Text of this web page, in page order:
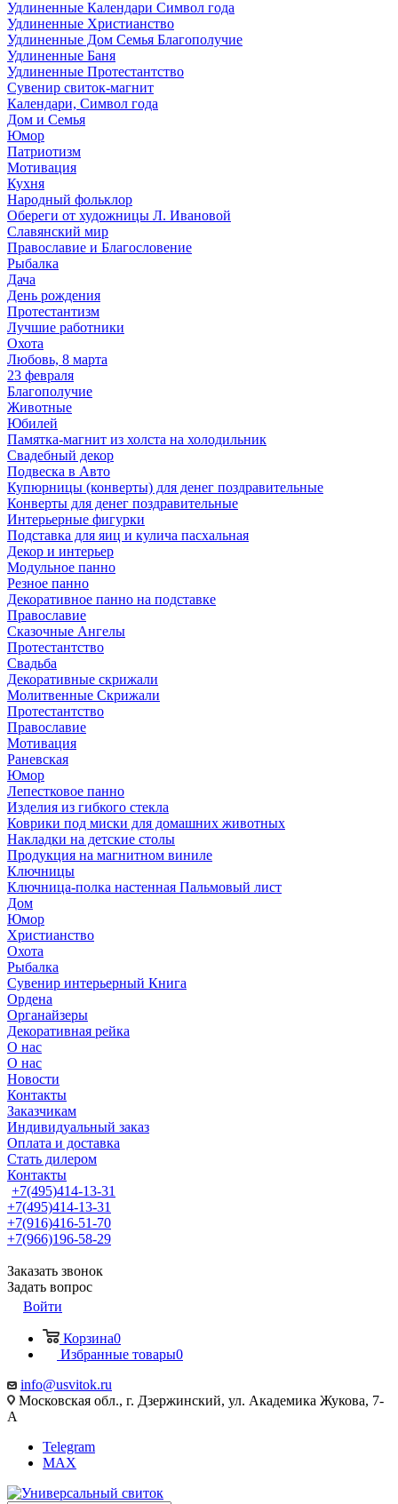
Удлиненные Календари Символ года
Удлиненные Христианство
Удлиненные Дом Семья Благополучие
Удлиненные Баня
Удлиненные Протестантство
Сувенир свиток-магнит
Календари, Символ года
Дом и Семья
Юмор
Патриотизм
Мотивация
Кухня
Народный фольклор
Обереги от художницы Л. Ивановой
Славянский мир
Православие и Благословение
Рыбалка
Дача
День рождения
Протестантизм
Лучшие работники
Охота
Любовь, 8 марта
23 февраля
Благополучие
Животные
Юбилей
Памятка-магнит из холста на холодильник
Свадебный декор
Подвеска в Авто
Купюрницы (конверты) для денег поздравительные
Конверты для денег поздравительные
Интерьерные фигурки
Подставка для яиц и кулича пасхальная
Декор и интерьер
Модульное панно
Резное панно
Декоративное панно на подставке
Православие
Сказочные Ангелы
Протестантство
Свадьба
Декоративные скрижали
Молитвенные Скрижали
Протестантство
Православие
Мотивация
Раневская
Юмор
Лепестковое панно
Изделия из гибкого стекла
Коврики под миски для домашних животных
Накладки на детские столы
Продукция на магнитном виниле
Ключницы
Ключница-полка настенная Пальмовый лист
Дом
Юмор
Христианство
Охота
Рыбалка
Сувенир интерьерный Книга
Ордена
Органайзеры
Декоративная рейка
О нас
О нас
Новости
Контакты
Заказчикам
Индивидуальный заказ
Оплата и доставка
Стать дилером
Контакты
+7(495)414-13-31
+7(495)414-13-31
+7(916)416-51-70
+7(966)196-58-29
Заказать звонок
Задать вопрос
Войти
Корзина0
Избранные товары0
info@usvitok.ru
Московская обл., г. Дзержинский, ул. Академика Жукова, 7-
А
Telegram
MAX